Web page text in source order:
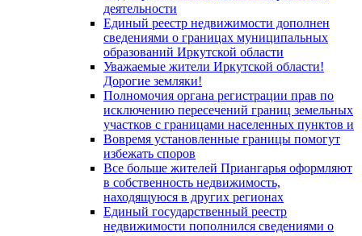
деятельности
Единый реестр недвижимости дополнен
сведениями о границах муниципальных
образований Иркутской области
Уважаемые жители Иркутской области!
Дорогие земляки!
Полномочия органа регистрации прав по
исключению пересечений границ земельных
участков с границами населенных пунктов и
Вовремя установленные границы помогут
избежать споров
Все больше жителей Приангарья оформляют
в собственность недвижимость,
находящуюся в других регионах
Единый государственный реестр
недвижимости пополнился сведениями о